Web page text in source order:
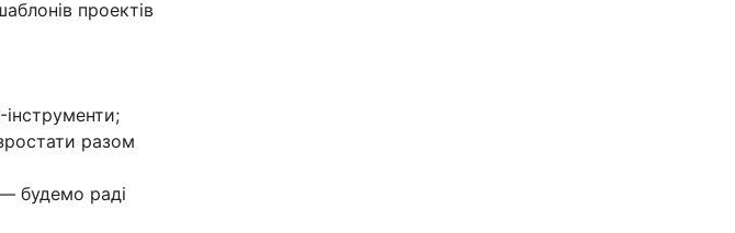
проектів
разом
будемо раді